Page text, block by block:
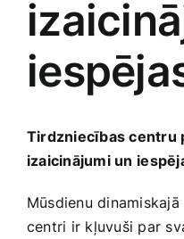
Medicīnas preces
Mobilie telefoni,
Tirdzniecības centru
izaicinājumi ‍un⁤
Mūsdienu
centri ir kļuvuši par